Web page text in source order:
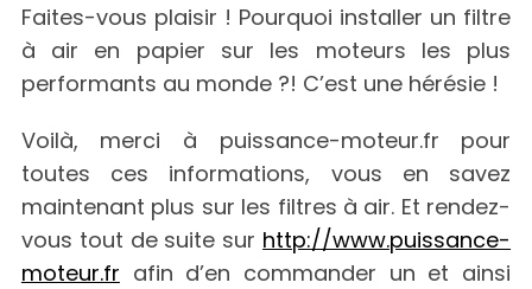
Faites-vous plaisir ! Pourquoi installer un filtre
à air en papier sur les moteurs les plus
performants au monde ?! C’est une hérésie !
Voilà, merci à puissance-moteur.fr pour
toutes ces informations, vous en savez
maintenant plus sur les filtres à air. Et rendez-
vous tout de suite sur http://www.puissance-
moteur.fr afin d’en commander un et ainsi